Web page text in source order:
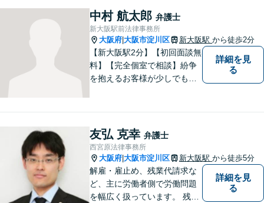
据えた解決を目指します。
【メール・電話面談可】【東
三国駅4分】
中村 航太郎 弁護士
新大阪駅前法律事務所
大阪府 大阪市淀川区 新大阪駅 から徒歩2分
【新大阪駅2分】【初回面談無
料】【完全個室で相談】紛争
を抱えるお客様が少しでも早
なく、事実と法律をもとに根
本的な解決を導くことが弁護
士の役割だと考えています。
詳細を見
る
友弘 克幸 弁護士
西宮原法律事務所
大阪府 大阪市淀川区 新大阪駅 から徒歩5分
解雇・雇止め、残業代請求な
ど、主に労働者側で労働問題
を幅広く扱っています。 残業
詳細を見
る